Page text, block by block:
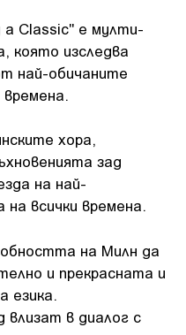
a Classic" е мулти-
която изследва
най-обичаните
хора,
зад
на най-
на всички времена.
на Милн да
и прекрасната и
езика.
в диалог с